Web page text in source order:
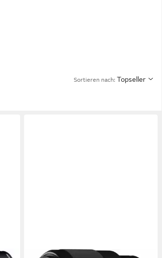
Sortieren nach: Topseller